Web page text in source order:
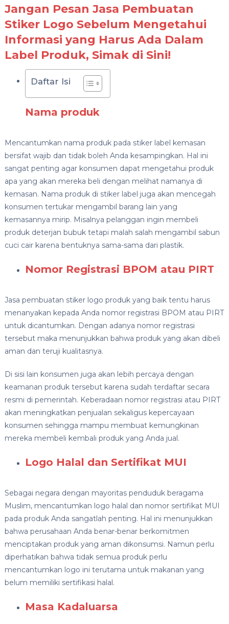
Jangan Pesan Jasa Pembuatan
Stiker Logo Sebelum Mengetahui
Informasi yang Harus Ada Dalam
Label Produk, Simak di Sini!
Daftar Isi
Nama produk
Mencantumkan nama produk pada stiker label kemasan
bersifat wajib dan tidak boleh Anda kesampingkan. Hal ini
sangat penting agar konsumen dapat mengetahui produk
apa yang akan mereka beli dengan melihat namanya di
kemasan. Nama produk di stiker label juga akan mencegah
konsumen tertukar mengambil barang lain yang
kemasannya mirip. Misalnya pelanggan ingin membeli
produk deterjan bubuk tetapi malah salah mengambil sabun
cuci cair karena bentuknya sama-sama dari plastik.
Nomor Registrasi BPOM atau PIRT
Jasa pembuatan stiker logo produk yang baik tentu harus
menanyakan kepada Anda nomor registrasi BPOM atau PIRT
untuk dicantumkan. Dengan adanya nomor registrasi
tersebut maka menunjukkan bahwa produk yang akan dibeli
aman dan teruji kualitasnya.
Di sisi lain konsumen juga akan lebih percaya dengan
keamanan produk tersebut karena sudah terdaftar secara
resmi di pemerintah. Keberadaan nomor registrasi atau PIRT
akan meningkatkan penjualan sekaligus kepercayaan
konsumen sehingga mampu membuat kemungkinan
mereka membeli kembali produk yang Anda jual.
Logo Halal dan Sertifikat MUI
Sebagai negara dengan mayoritas penduduk beragama
Muslim, mencantumkan logo halal dan nomor sertifikat MUI
pada produk Anda sangatlah penting. Hal ini menunjukkan
bahwa perusahaan Anda benar-benar berkomitmen
menciptakan produk yang aman dikonsumsi. Namun perlu
diperhatikan bahwa tidak semua produk perlu
mencantumkan logo ini terutama untuk makanan yang
belum memiliki sertifikasi halal.
Masa Kadaluarsa